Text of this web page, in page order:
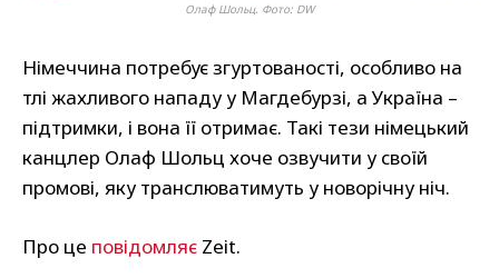
Олаф Шольц. Фото: DW
Німеччина потребує згуртованості, особливо на
тлі жахливого нападу у Магдебурзі, а Україна –
підтримки, і вона її отримає. Такі тези німецький
канцлер Олаф Шольц хоче озвучити у своїй
промові, яку транслюватимуть у новорічну ніч.
Про це повідомляє Zeit.